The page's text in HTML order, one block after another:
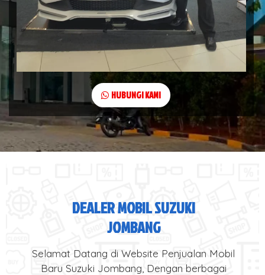
HUBUNGI KAMI
DEALER MOBIL SUZUKI
JOMBANG
Selamat Datang di Website Penjualan Mobil
Baru Suzuki Jombang, Dengan berbagai